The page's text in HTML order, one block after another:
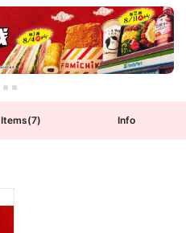
o
l
l
o
w
Items(7) Info